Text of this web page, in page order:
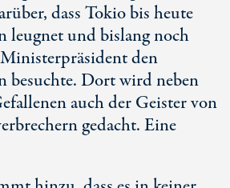
dass Tokio bis heute
leugnet und bislang noch
den
besuchte. Dort wird neben
auch der Geister von
gedacht. Eine